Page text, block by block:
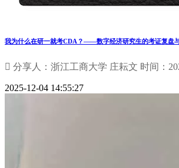
我为什么在研一就考CDA？——数字经济研究生的考证复盘
 分享人：浙江工商大学 庄耘文 时间：
2025-12-04 14:55:27